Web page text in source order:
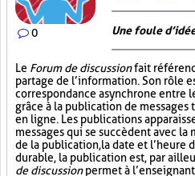
0 Une foule
Le Forum de discussionfait
partage de l’information. Son rôle
correspondance asynchrone entre
grâce à la publication de
en ligne. Les publications
messages qui se succèdent avec
de la publication, la date et l’heure
durable, la publication est, par
de discussionpermet à